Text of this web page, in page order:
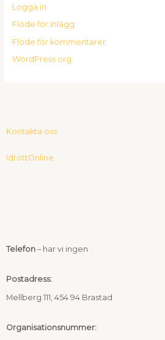
Logga in
Flöde för inlägg
Flöde för kommentarer
WordPress.org
Kontakta oss
IdrottOnline
c
e
b
Telefon – har vi ingen
Postadress:
Mellberg 111, 454 94 Brastad
Organisationsnummer: